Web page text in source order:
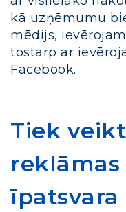
kā uzņēmumu
mēdijs,
tostarp ar
Facebook.
Tiek
reklāmas
īpatsvara